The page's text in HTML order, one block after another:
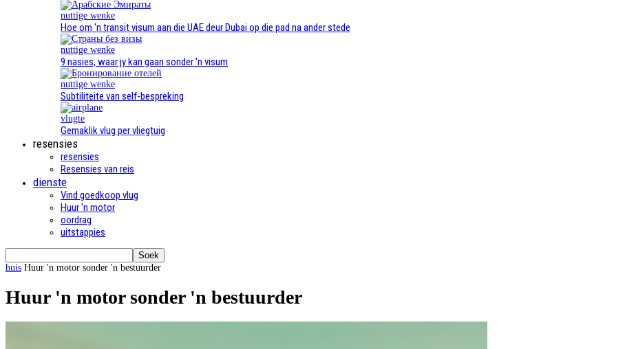
nuttige wenke
Hoe om 'n transit visum aan die UAE deur Dubai op die pad na ander stede
nuttige wenke
9 nasies, waar jy kan gaan sonder 'n visum
nuttige wenke
Subtiliteite van self-bespreking
vlugte
Gemaklik vlug per vliegtuig
resensies
resensies
Resensies van reis
dienste
Vind goedkoop vlug
Huur 'n motor
oordrag
uitstappies
huis Huur 'n motor sonder 'n bestuurder
Huur 'n motor sonder 'n bestuurder